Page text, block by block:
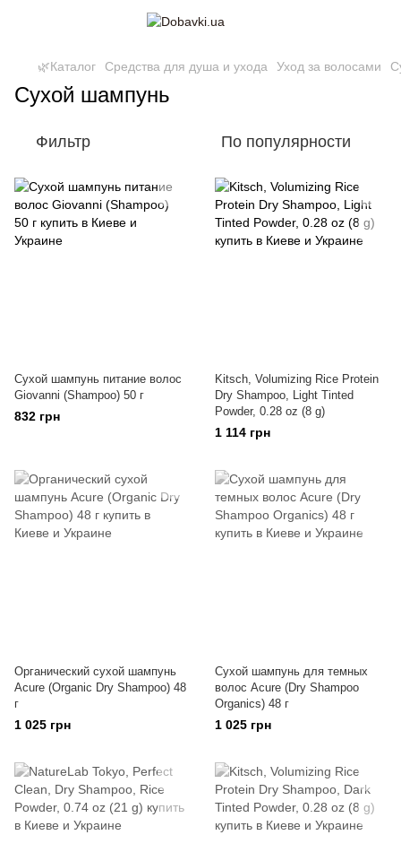
🌿Каталог Средства для душа и ухода Уход за волосами
Сухой шампунь
Фильтр По популярности
Сухой шампунь питание волос
Giovanni (Shampoo) 50 г
832 грн
Kitsch, Volumizing Rice Protein
Dry Shampoo, Light Tinted
Powder, 0.28 oz (8 g)
1 114 грн
Органический сухой шампунь
Acure (Organic Dry Shampoo) 48
г
1 025 грн
Cухой шампунь для темных
волос Acure (Dry Shampoo
Organics) 48 г
1 025 грн